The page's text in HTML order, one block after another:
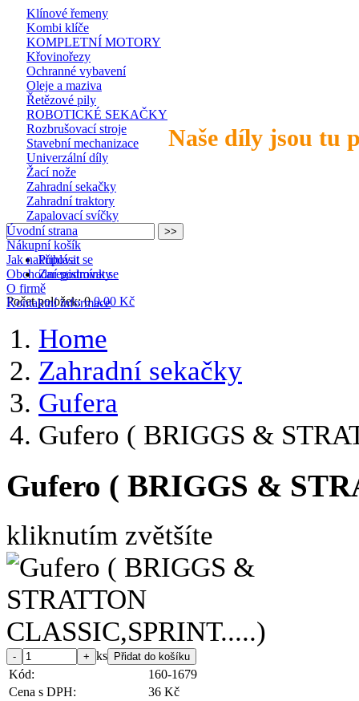
Naše díly jsou tu
Klínové řemeny
Kombi klíče
KOMPLETNÍ MOTORY
Křovinořezy
Ochranné vybavení
Oleje a maziva
Řetězové pily
ROBOTICKÉ SEKAČKY
Rozbrušovací stroje
Stavební mechanizace
Univerzální díly
Žací nože
Zahradní sekačky
Zahradní traktory
Zapalovací svíčky
Přihlásit se
Zaregistrovat se
Počet položek: 0 0,00 Kč
Úvodní strana
Nákupní košík
Jak nakupovat
Obchodní podmínky
O firmě
Kontaktní informace
Home
Zahradní sekačky
Gufera
Gufero ( BRIGGS &
Gufero ( BRIGGS &
kliknutím zvětšíte
ks
Kód:
160-1679
Cena s DPH:
36 Kč